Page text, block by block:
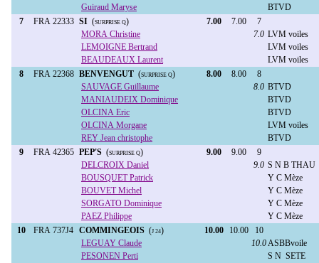
Guiraud Maryse
BTVD
7
FRA 22333 SI (SURPRISE Q)
MORA Christine
LEMOIGNE Bertrand
BEAUDEAUX Laurent
7.00 7.00
7
7.0 LVM voiles
LVM voiles
LVM voiles
8
FRA 22368 BENVENGUT (SURPRISE Q)
SAUVAGE Guillaume
MANIAUDEIX Dominique
OLCINA Eric
OLCINA Morgane
REY Jean christophe
8.00 8.00
8
8.0 BTVD
BTVD
BTVD
LVM voiles
BTVD
9
FRA 42365 PEP'S (SURPRISE Q)
DELCROIX Daniel
BOUSQUET Patrick
BOUVET Michel
SORGATO Dominique
PAEZ Philippe
9.00 9.00
9
9.0 S N B THAU
Y C Mèze
Y C Mèze
Y C Mèze
Y C Mèze
10
FRA 737J4 COMMINGEOIS (J 24)
LEGUAY Claude
PESONEN Perti
10.00 10.00
10
10.0ASBBvoile
S N SETE